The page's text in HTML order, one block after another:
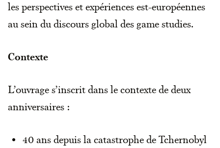
les perspectives et expériences est-européennes
au sein du discours global des game studies.
Contexte
L’ouvrage s’inscrit dans le contexte de deux
anniversaires :
40 ans depuis la catastrophe de Tchernobyl